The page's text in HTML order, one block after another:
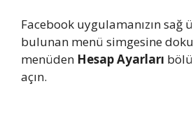
Facebook uygulamanızın sağ
bulunan menü simgesine
menüden Hesap Ayarları
açın.